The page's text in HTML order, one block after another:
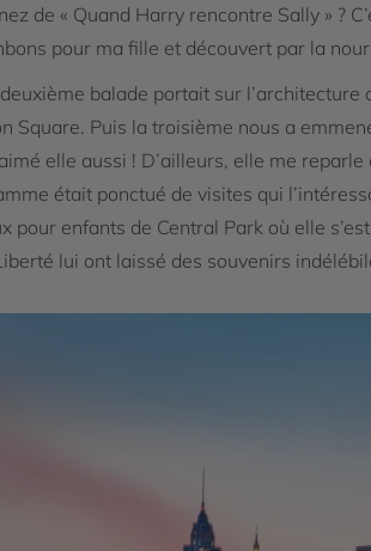
de « Quand Harry rencontre Sally » ?
pour ma fille et découvert par la
balade portait sur
Square. Puis la troisième nous a
elle aussi ! D’ailleurs, elle me
était ponctué de visites qui
pour enfants de Central Park où elle
lui ont laissé des souvenirs